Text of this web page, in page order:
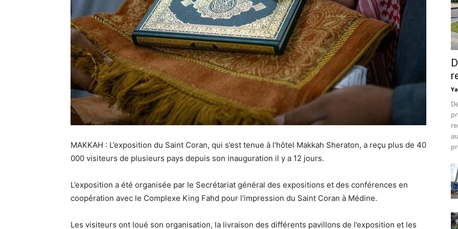
MAKKAH : L’exposition du Saint Coran, qui s’est tenue à l’hôtel Makkah Sheraton, a reçu plus de 40
000 visiteurs de plusieurs pays depuis son inauguration il y a 12 jours.
L’exposition a été organisée par le Secrétariat général des expositions et des conférences en
coopération avec le Complexe King Fahd pour l’impression du Saint Coran à Médine.
Les visiteurs ont loué son organisation, la livraison des différents pavillons de l’exposition et les